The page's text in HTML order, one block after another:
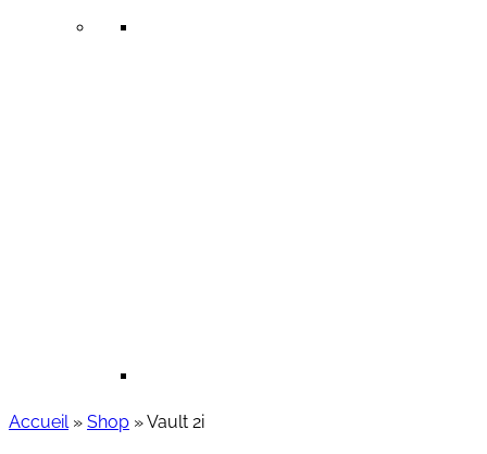
Accueil» Shop »Vault 2i